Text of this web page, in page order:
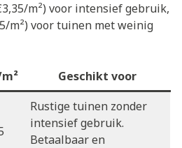
m²) voor intensief gebruik,
m²) voor tuinen met weinig
Geschikt voor
Rustige tuinen zonder
intensief gebruik.
Betaalbaar en